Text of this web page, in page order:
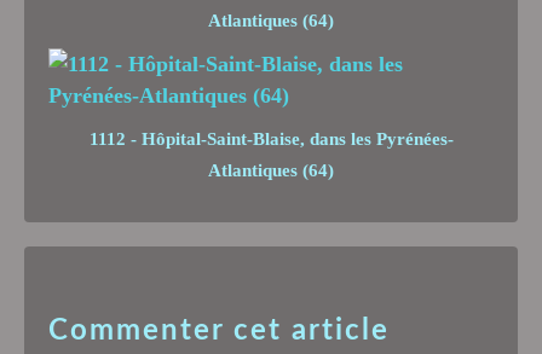
Atlantiques (64)
1112 - Hôpital-Saint-Blaise, dans les Pyrénées-
Atlantiques (64)
Commenter cet article